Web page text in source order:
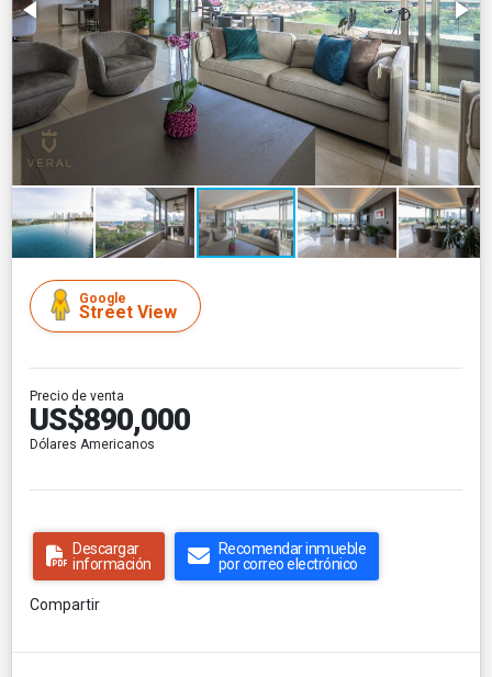
Google
Street View
Precio de venta
US$890,000
Dólares Americanos
Descargar
información
Recomendar inmueble
por correo electrónico
Compartir